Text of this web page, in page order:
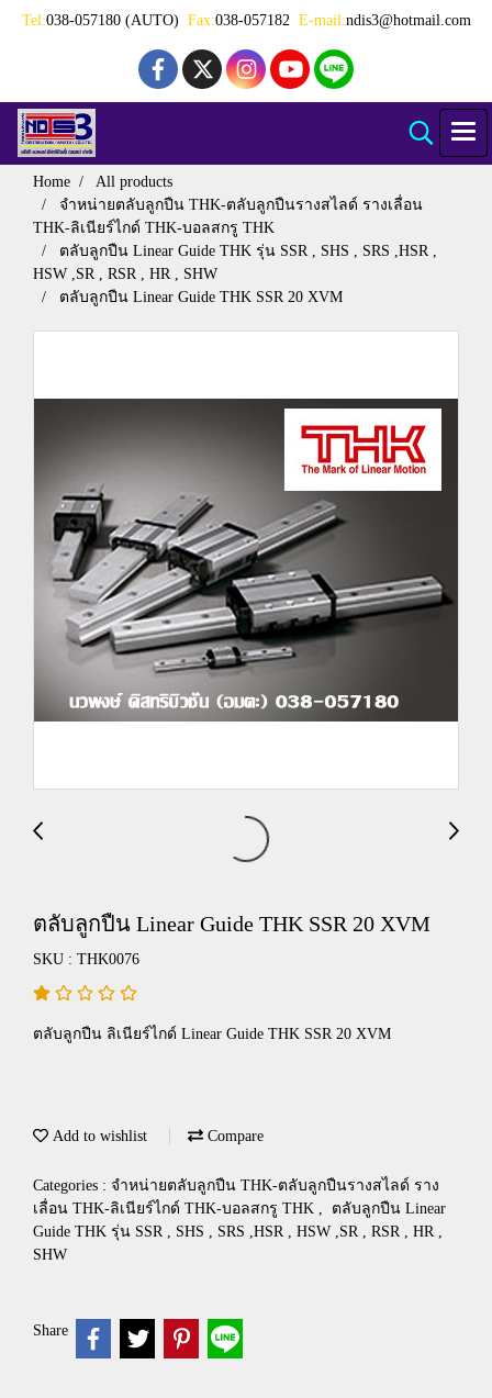
Tel:038-057180 (AUTO) Fax:038-057182 E-mail:ndis3@hotmail.com
Home
All products
จำหน่ายตลับลูกปืน THK-ตลับลูกปืนรางสไลด์ รางเลื่อน
THK-ลิเนียร์ไกด์ THK-บอลสกรู THK
ตลับลูกปืน Linear Guide THK รุ่น SSR , SHS , SRS ,HSR ,
HSW ,SR , RSR , HR , SHW
ตลับลูกปืน Linear Guide THK SSR 20 XVM
ตลับลูกปืน Linear Guide THK SSR 20 XVM
SKU : THK0076
ตลับลูกปืน ลิเนียร์ไกด์ Linear Guide THK SSR 20 XVM
Add to wishlist Compare
Categories : จำหน่ายตลับลูกปืน THK-ตลับลูกปืนรางสไลด์ ราง
เลื่อน THK-ลิเนียร์ไกด์ THK-บอลสกรู THK ,
ตลับลูกปืน Linear
Guide THK รุ่น SSR , SHS , SRS ,HSR , HSW ,SR , RSR , HR ,
SHW
Share